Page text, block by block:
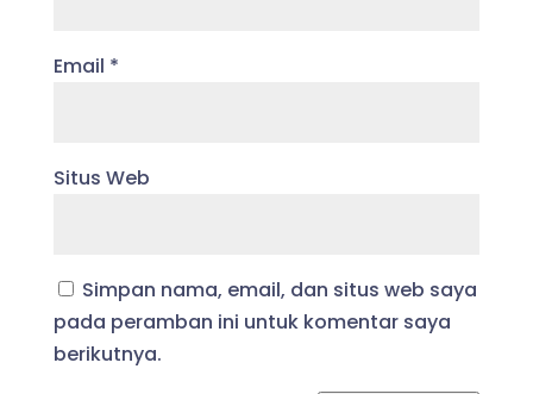
Email *
Situs Web
Simpan nama, email, dan situs web saya
pada peramban ini untuk komentar saya
berikutnya.